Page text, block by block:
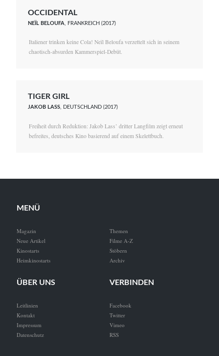
OCCIDENTAL
NEÏL BELOUFA , FRANKREICH (2017)
Italiener trinken keine Cola! Neïl Beloufa verzettelt sich in seinem
chaotisch-absurden Kammerspiel-Debüt.
TIGER GIRL
JAKOB LASS, DEUTSCHLAND (2017)
Freiheit durch Reduktion: Jakob Lass’ dritter Langfilm zeigt erneut
befreites, deutsches Kino basierend auf einem Skelettbuch.
MENÜ
Magazin
Neue Artikel
Kinostarts
Heimkinostarts
Themen
Filme A-Z
Stöbern
Archiv
ÜBER UNS
Leitlinien
Kontakt
Impressum
Datenschutz
VERBINDEN
Facebook
Twitter
Vimeo
RSS